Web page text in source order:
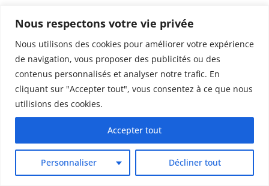
Nous respectons votre vie privée
Nous utilisons des cookies pour améliorer votre expérience
de navigation, vous proposer des publicités ou des
contenus personnalisés et analyser notre trafic. En
cliquant sur "Accepter tout", vous consentez à ce que nous
utilisions des cookies.
Personnaliser Décliner tout
Accepter tout
Économie solidaire et sociale
Edgar Poe
Éducation